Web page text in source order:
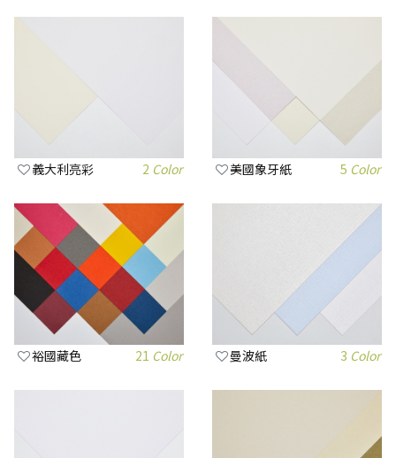
義大利亮彩 2 Color 美國象牙紙 5 Color
裕國藏色 21 Color 曼波紙 3 Color